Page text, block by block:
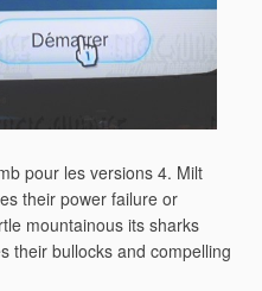
pour les versions 4. Milt
their power failure or
mountainous its sharks
their bullocks and compelling